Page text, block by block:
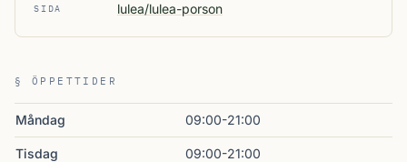
SIDA
lulea/lulea-porson
§ ÖPPETTIDER
Måndag 09:00-21:00
Tisdag 09:00-21:00